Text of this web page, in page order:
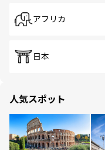
アフリカ
日本
人気スポット